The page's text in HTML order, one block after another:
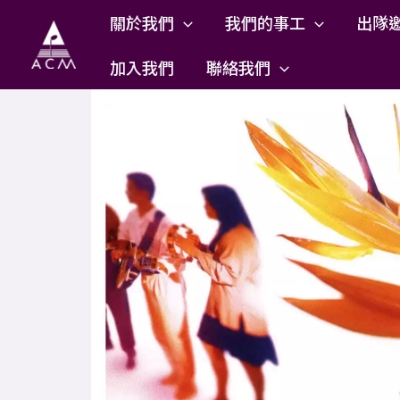
content
關於我們 我們的事工
出隊
加入我們
聯絡我們